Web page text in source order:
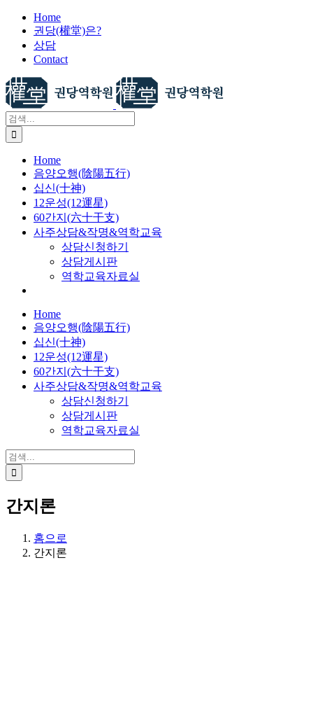
건
너
뛰
기
Home
권당(權堂)은?
상담
Contact
검
색:
Home
음양오행(陰陽五行)
십신(十神)
12운성(12運星)
60간지(六十干支)
사주상담&작명&역학교육
상담신청하기
상담게시판
역학교육자료실
Home
음양오행(陰陽五行)
십신(十神)
12운성(12運星)
60간지(六十干支)
사주상담&작명&역학교육
상담신청하기
상담게시판
역학교육자료실
검
색:
간지론
홈으로
간지론